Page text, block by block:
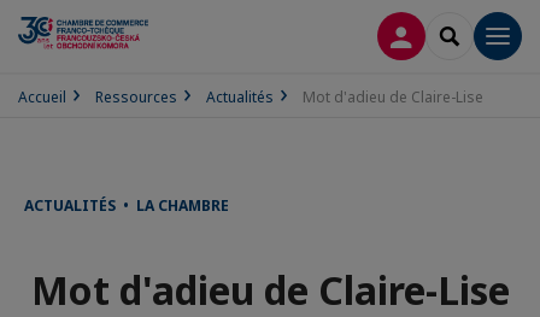
CONNEXION
Accueil Ressources Actualités Mot d'adieu de Claire-Lise
ACTUALITÉS • LA CHAMBRE
Mot d'adieu de Claire-Lise